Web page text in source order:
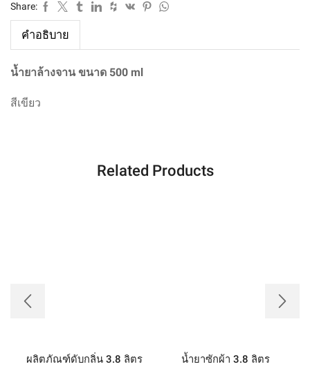
Share:
คำอธิบาย
น้ำยาล้างจาน ขนาด 500 ml
สีเขียว
Related Products
ผลิตภัณฑ์ดับกลิ่น 3.8 ลิตร น้ำยาซักผ้า 3.8 ลิตร